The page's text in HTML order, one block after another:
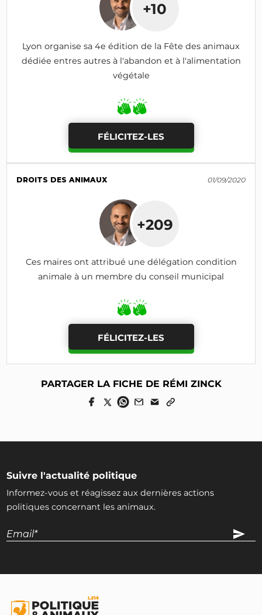
+10
Lyon organise sa 4e édition de la Fête des animaux
dédiée entres autres à l'abandon et à l'alimentation
végétale
FÉLICITEZ-LES
DROITS DES ANIMAUX 01/09/2020
+209
Ces maires ont attribué une délégation condition
animale à un membre du conseil municipal
FÉLICITEZ-LES
PARTAGER LA FICHE DE RÉMI ZINCK
Suivre l'actualité politique
Informez-vous et réagissez aux dernières actions
politiques concernant les animaux.